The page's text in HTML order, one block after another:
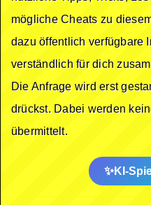
mögliche Cheats zu
dazu öffentlich verfügbare
verständlich für dich
Die Anfrage wird erst
drückst. Dabei werden
übermittelt.
KI-